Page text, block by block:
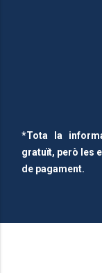
*Tota la
gratuït, però les
de pagament.